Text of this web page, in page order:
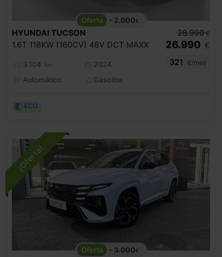
- 2.000€
HYUNDAI TUCSON
1.6T 118KW (160CV) 48V DCT MAXX
3.104 km
2024
Automático
Gasolina
28.990 €
26.990 €
321
€/mes
ECO
- 3.000€